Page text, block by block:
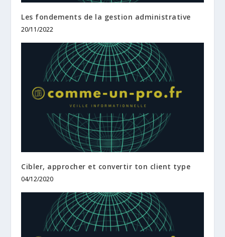
Les fondements de la gestion administrative
20/11/2022
Cibler, approcher et convertir ton client type
04/12/2020